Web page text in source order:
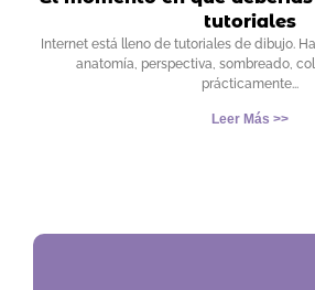
tutoriales
Internet está lleno de tutoriales de dibujo.
anatomía, perspectiva, sombreado,
prácticamente
Leer Más >>